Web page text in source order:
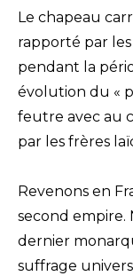
Le chapeau
rapporté par
pendant la
évolution du «
feutre avec au
par les frères
Revenons en
second empire.
dernier
suffrage